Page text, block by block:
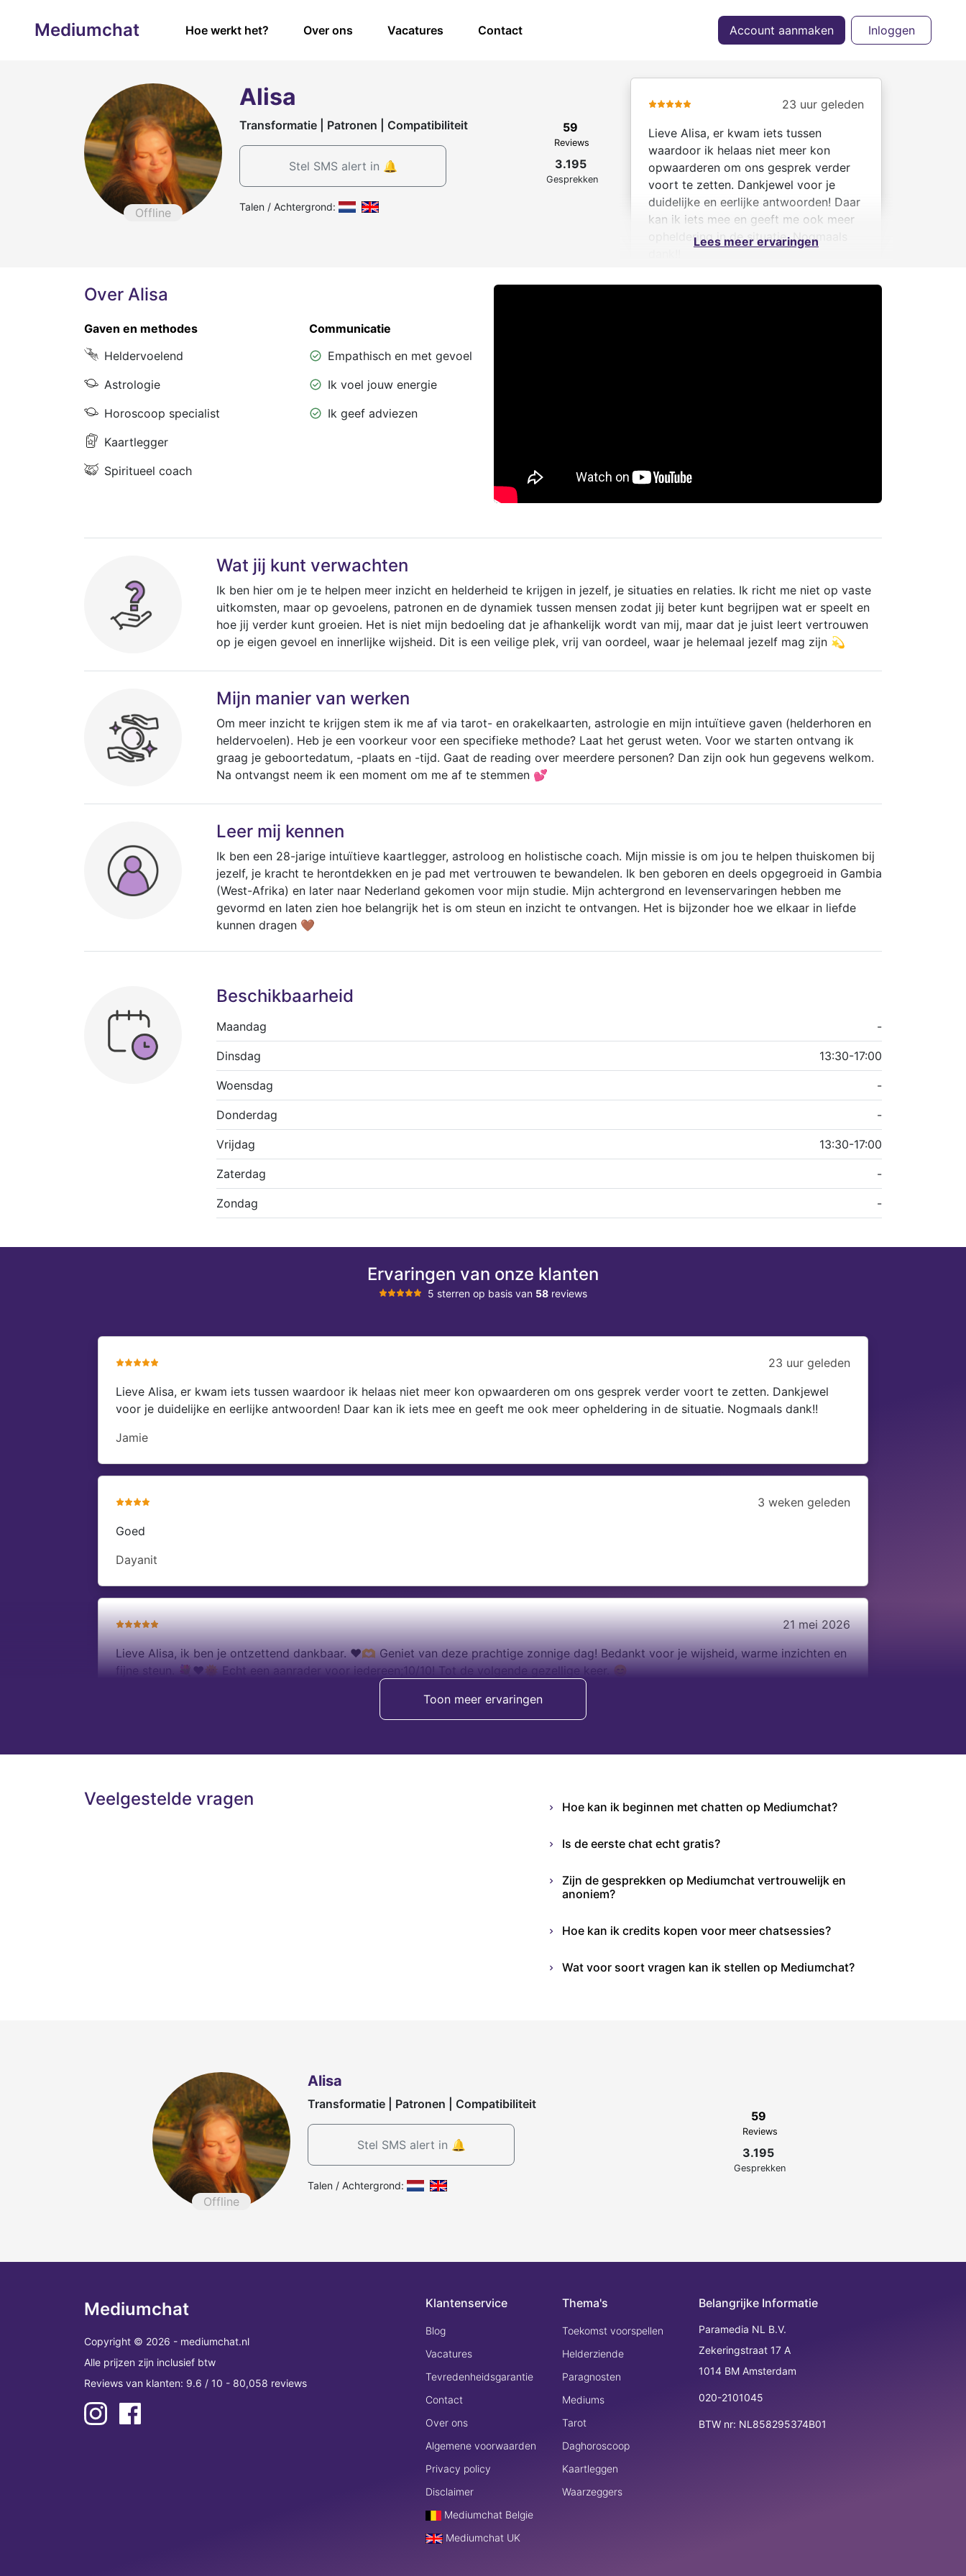
Mediumchat Hoe werkt het? Over ons Vacatures Contact Account aanmaken Inloggen
Offline
Alisa
Transformatie | Patronen | Compatibiliteit
Stel SMS alert in 🔔
Talen / Achtergrond:
59
Reviews
3.195
Gesprekken
23 uur geleden
Lieve Alisa, er kwam iets tussen
waardoor ik helaas niet meer kon
opwaarderen om ons gesprek verder
voort te zetten. Dankjewel voor je
duidelijke en eerlijke antwoorden! Daar
kan ik iets mee en geeft me ook meer
opheldering in de situatie. Nogmaals
Jamie
iedereen;10/10! Tot de volgende
gezellige keer. 😊
Lindsay
Lees meer ervaringen
Over Alisa
Gaven en methodes
Heldervoelend
Astrologie
Horoscoop specialist
Kaartlegger
Spiritueel coach
Communicatie
Empathisch en met gevoel
Ik voel jouw energie
Ik geef adviezen
Wat jij kunt verwachten
Ik ben hier om je te helpen meer inzicht en helderheid te krijgen in jezelf, je situaties en relaties. Ik richt me niet op vaste
uitkomsten, maar op gevoelens, patronen en de dynamiek tussen mensen zodat jij beter kunt begrijpen wat er speelt en
hoe jij verder kunt groeien. Het is niet mijn bedoeling dat je afhankelijk wordt van mij, maar dat je juist leert vertrouwen
op je eigen gevoel en innerlijke wijsheid. Dit is een veilige plek, vrij van oordeel, waar je helemaal jezelf mag zijn 💫
Mijn manier van werken
Om meer inzicht te krijgen stem ik me af via tarot- en orakelkaarten, astrologie en mijn intuïtieve gaven (helderhoren en
heldervoelen). Heb je een voorkeur voor een specifieke methode? Laat het gerust weten. Voor we starten ontvang ik
graag je geboortedatum, -plaats en -tijd. Gaat de reading over meerdere personen? Dan zijn ook hun gegevens welkom.
Na ontvangst neem ik een moment om me af te stemmen 💕
Leer mij kennen
Ik ben een 28-jarige intuïtieve kaartlegger, astroloog en holistische coach. Mijn missie is om jou te helpen thuiskomen bij
jezelf, je kracht te herontdekken en je pad met vertrouwen te bewandelen. Ik ben geboren en deels opgegroeid in Gambia
(West-Afrika) en later naar Nederland gekomen voor mijn studie. Mijn achtergrond en levenservaringen hebben me
gevormd en laten zien hoe belangrijk het is om steun en inzicht te ontvangen. Het is bijzonder hoe we elkaar in liefde
kunnen dragen 🤎
Beschikbaarheid
Maandag -
Dinsdag 13:30-17:00
Woensdag -
Donderdag -
Vrijdag 13:30-17:00
Zaterdag -
Zondag -
Ervaringen van onze klanten
5 sterren op basis van 58 reviews
23 uur geleden
Lieve Alisa, er kwam iets tussen waardoor ik helaas niet meer kon opwaarderen om ons gesprek verder voort te zetten. Dankjewel
voor je duidelijke en eerlijke antwoorden! Daar kan ik iets mee en geeft me ook meer opheldering in de situatie. Nogmaals dank!!
Jamie
3 weken geleden
Goed
Dayanit
21 mei 2026
Lieve Alisa, ik ben je ontzettend dankbaar. ❤️🫶 Geniet van deze prachtige zonnige dag! Bedankt voor je wijsheid, warme inzichten en
fijne steun. 💐❤️🌞 Echt een aanrader voor iedereen;10/10! Tot de volgende gezellige keer. 😊
Toon meer ervaringen
Veelgestelde vragen Hoe kan ik beginnen met chatten op Mediumchat?
Is de eerste chat echt gratis?
Zijn de gesprekken op Mediumchat vertrouwelijk en
anoniem?
Hoe kan ik credits kopen voor meer chatsessies?
Wat voor soort vragen kan ik stellen op Mediumchat?
Offline
Alisa
Transformatie | Patronen | Compatibiliteit
Stel SMS alert in 🔔
Talen / Achtergrond:
59
Reviews
3.195
Gesprekken
Mediumchat
Copyright © 2026 - mediumchat.nl
Alle prijzen zijn inclusief btw
Reviews van klanten: 9.6 / 10 - 80,058 reviews
Klantenservice
Blog
Vacatures
Tevredenheidsgarantie
Contact
Over ons
Algemene voorwaarden
Privacy policy
Disclaimer
Mediumchat Belgie
Mediumchat UK
Thema's
Toekomst voorspellen
Helderziende
Paragnosten
Mediums
Tarot
Daghoroscoop
Kaartleggen
Waarzeggers
Belangrijke Informatie
Paramedia NL B.V.
Zekeringstraat 17 A
1014 BM Amsterdam
020-2101045
BTW nr: NL858295374B01